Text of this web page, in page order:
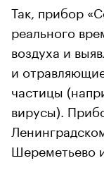
Так, прибор
реального
воздуха и
и
частицы
вирусы).
Шереметьево